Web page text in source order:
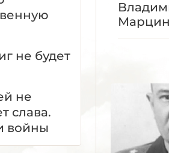
не будет
не
слава.
войны